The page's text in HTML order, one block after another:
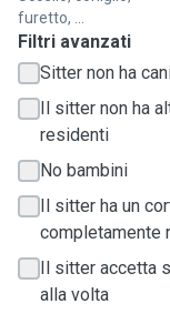
furetto, ...
Filtri avanzati
Sitter non ha
Il sitter non ha
residenti
No bambini
Il sitter ha un
completamente
Il sitter accetta
alla volta